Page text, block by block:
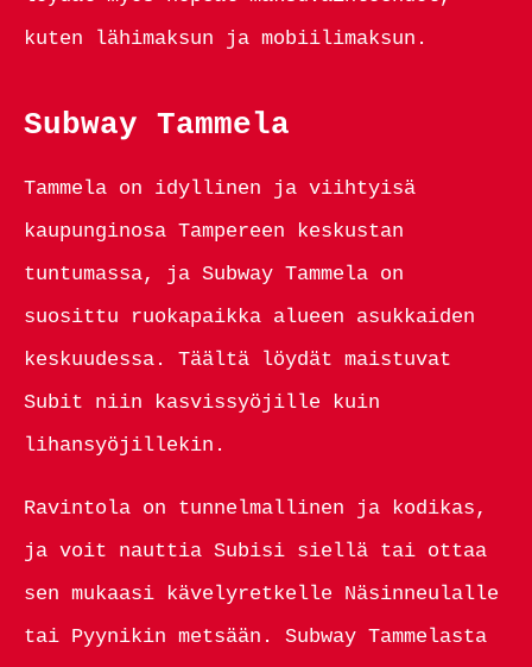
kuten lähimaksun ja mobiilimaksun.
Subway Tammela
Tammela on idyllinen ja viihtyisä
kaupunginosa Tampereen keskustan
tuntumassa, ja Subway Tammela on
suosittu ruokapaikka alueen asukkaiden
keskuudessa. Täältä löydät maistuvat
Subit niin kasvissyöjille kuin
lihansyöjillekin.
Ravintola on tunnelmallinen ja kodikas,
ja voit nauttia Subisi siellä tai ottaa
sen mukaasi kävelyretkelle Näsinneulalle
tai Pyynikin metsään. Subway Tammelasta